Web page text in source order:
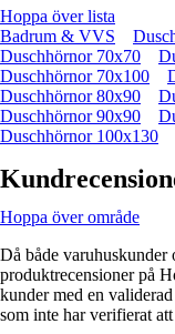
Hoppa över lista
Badrum & VVS
Duschhörnor 70x70
Duschhörnor 70x100
Duschhörnor 80x90
Duschhörnor 90x90
Duschhörnor 100x130
Hoppa över område
Då både varuhuskunder
produktrecensioner på
kunder med en
som inte har verifierat